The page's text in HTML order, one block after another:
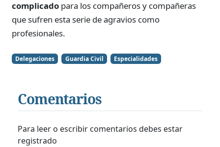
complicado para los compañeros y compañeras
que sufren esta serie de agravios como
profesionales.
Delegaciones Guardia Civil Especialidades
Comentarios
Para leer o escribir comentarios debes estar
registrado